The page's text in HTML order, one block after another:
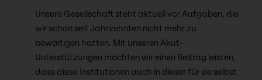
Unsere Gesellschaft steht aktuell vor Aufgaben, die
wir schon seit Jahrzehnten nicht mehr zu
bewältigen hatten. Mit unseren Akut-
Unterstützungen möchten wir einen Beitrag leisten,
dass diese Institutionen auch in dieser für sie selbst